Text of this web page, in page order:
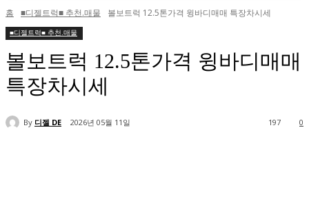
홈 ■디젤트럭■ 추천.매물 볼보트럭 12.5톤가격 윙바디매매 특장차시세
■디젤트럭■ 추천.매물
볼보트럭 12.5톤가격 윙바디매매
특장차시세
By 디젤 DE 2026년 05월 11일 0
197